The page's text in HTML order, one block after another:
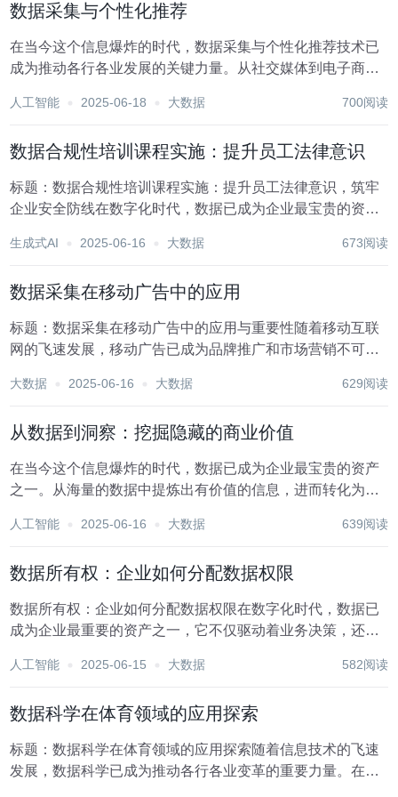
数据采集与个性化推荐
在当今这个信息爆炸的时代，数据采集与个性化推荐技术已
成为推动各行各业发展的关键力量。从社交媒体到电子商
户的体验，还为企业提供了前所未有的市场洞察力和竞争
作...
人工智能 2025-06-18 大数据 700阅读
数据合规性培训课程实施：提升员工法律意识
标题：数据合规性培训课程实施：提升员工法律意识，筑牢
企业安全防线在数字化时代，数据已成为企业最宝贵的资产
然而，随着数据使用的日益广泛，数据合规性问题也随之凸
生成式AI 2025-06-16 大数据 673阅读
数据采集在移动广告中的应用
标题：数据采集在移动广告中的应用与重要性随着移动互联
网的飞速发展，移动广告已成为品牌推广和市场营销不可或
众、优化广告投放策略、提升广告效果，成为广告主和广告
大数据 2025-06-16 大数据 629阅读
从数据到洞察：挖掘隐藏的商业价值
在当今这个信息爆炸的时代，数据已成为企业最宝贵的资产
之一。从海量的数据中提炼出有价值的信息，进而转化为商
一过程，即从数据到洞察的转化，不仅是一门技术，更是一
人工智能 2025-06-16 大数据 639阅读
数据所有权：企业如何分配数据权限
数据所有权：企业如何分配数据权限在数字化时代，数据已
成为企业最重要的资产之一，它不仅驱动着业务决策，还蕴
长，数据所有权的归属和权限分配问题日益凸显，成为制约
人工智能 2025-06-15 大数据 582阅读
数据科学在体育领域的应用探索
标题：数据科学在体育领域的应用探索随着信息技术的飞速
发展，数据科学已成为推动各行各业变革的重要力量。在体